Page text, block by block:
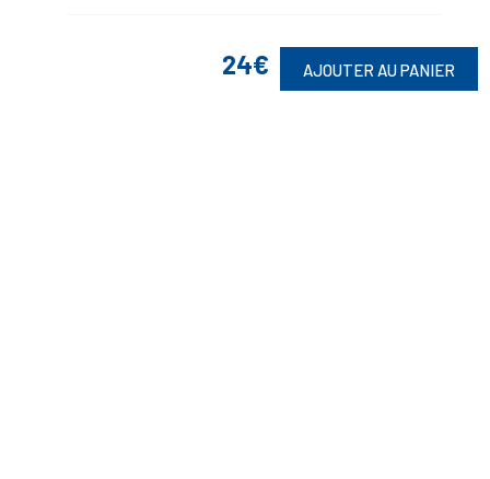
24€ AJOUTER AU PANIER
Suivez-Nous